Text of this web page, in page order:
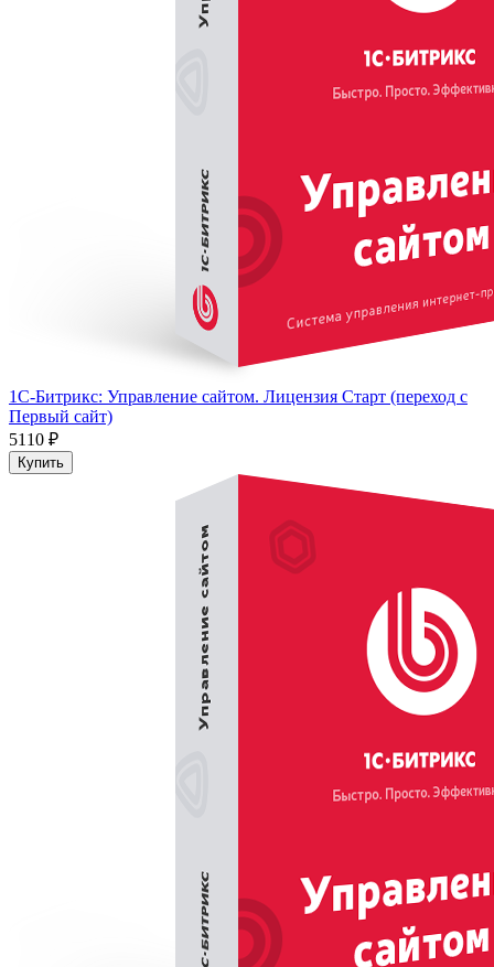
1С-Битрикс: Управление сайтом. Лицензия Старт (переход с
Первый сайт)
5110 ₽
Купить